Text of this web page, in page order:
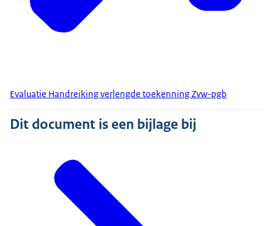
Evaluatie Handreiking verlengde toekenning Zvw-pgb
Dit document is een bijlage bij